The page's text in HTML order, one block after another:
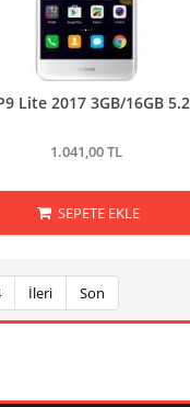
Lite 2017 3GB/16GB
1.041,00 TL
SEPETE EKLE
İleri Son